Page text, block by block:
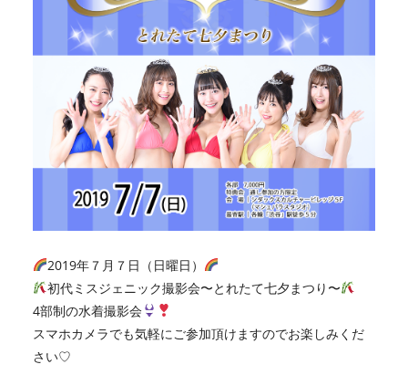
2019年７月７日（日曜日）
初代ミスジェニック撮影会〜とれたて七夕まつり〜
4部制の水着撮影会
スマホカメラでも気軽にご参加頂けますのでお楽しみくだ
さい♡